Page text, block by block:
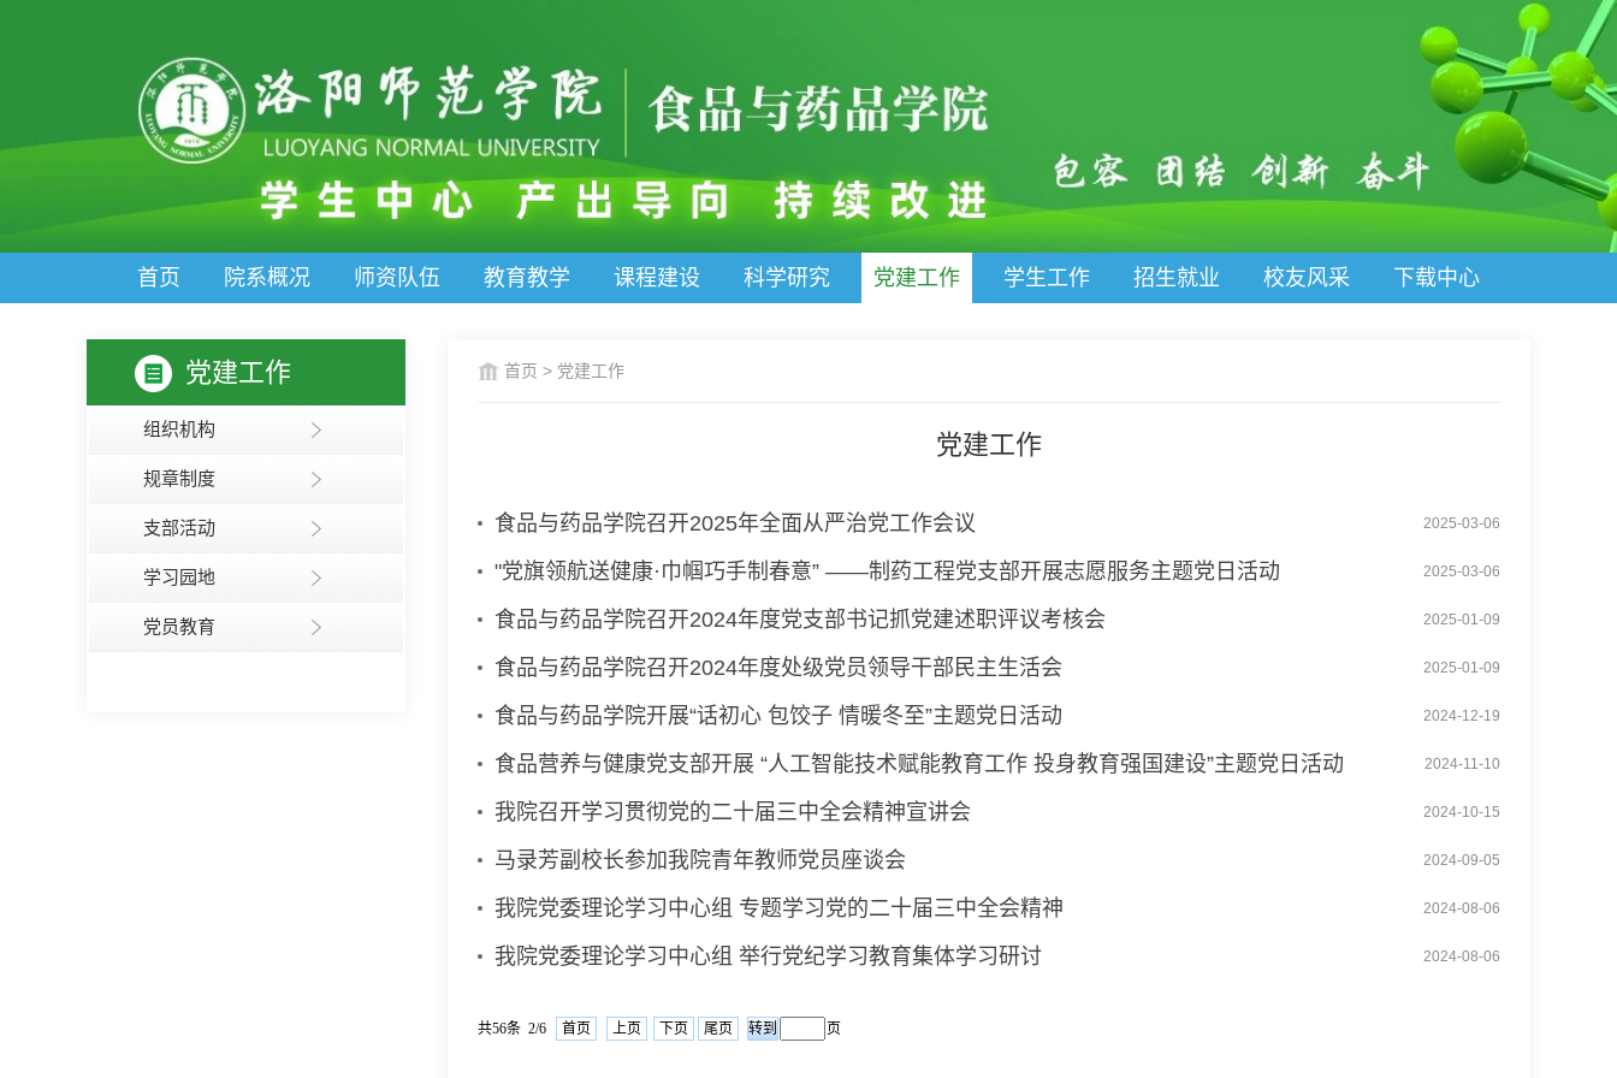
首页 院系概况 师资队伍 教育教学 课程建设 科学研究 党建工作 学生工作 招生就业 校友风采 下载中心
党建工作
组织机构
规章制度
支部活动
学习园地
党员教育
首页 > 党建工作
党建工作
食品与药品学院召开2025年全面从严治党工作会议 2025-03-06
"党旗领航送健康·巾帼巧手制春意” ——制药工程党支部开展志愿服务主题党日活动 2025-03-06
食品与药品学院召开2024年度党支部书记抓党建述职评议考核会 2025-01-09
食品与药品学院召开2024年度处级党员领导干部民主生活会 2025-01-09
食品与药品学院开展“话初心 包饺子 情暖冬至”主题党日活动 2024-12-19
食品营养与健康党支部开展 “人工智能技术赋能教育工作 投身教育强国建设”主题党日活动 2024-11-10
我院召开学习贯彻党的二十届三中全会精神宣讲会 2024-10-15
马录芳副校长参加我院青年教师党员座谈会 2024-09-05
我院党委理论学习中心组 专题学习党的二十届三中全会精神 2024-08-06
我院党委理论学习中心组 举行党纪学习教育集体学习研讨 2024-08-06
共56条 2/6 首页 上页 下页 尾页 页